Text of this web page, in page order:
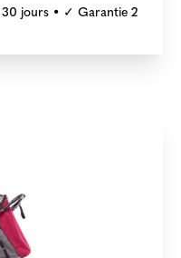
jours • ✓ Garantie 2